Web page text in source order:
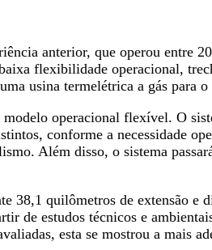
anterior, que operou entre
flexibilidade operacional,
usina termelétrica a gás para o
operacional flexível. O
conforme a necessidade
Além disso, o sistema
38,1 quilômetros de extensão e
de estudos técnicos e
esta se mostrou a mais